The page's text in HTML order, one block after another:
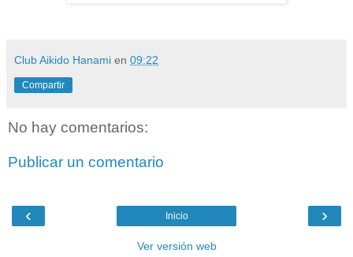
Club Aikido Hanami en 09:22
Compartir
No hay comentarios:
Publicar un comentario
‹ ›
Inicio
Ver versión web